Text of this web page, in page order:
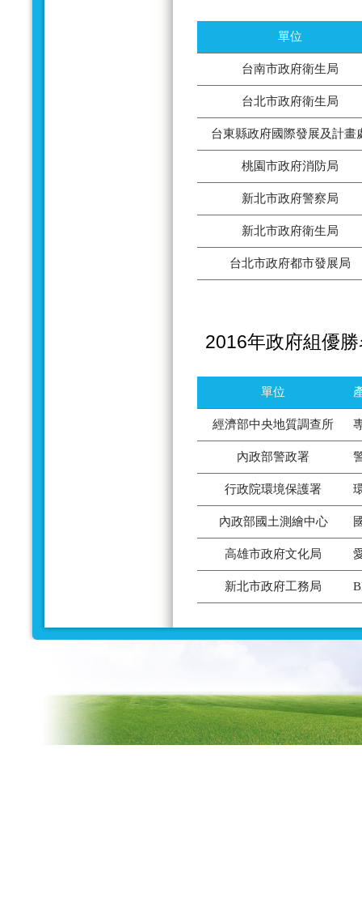
單位
台南市政府衛生局
台北市政府衛生局
台東縣政府國際發展及計畫
桃園市政府消防局
新北市政府警察局
新北市政府衛生局
台北市政府都市發展局
2016年政府組優
單位
經濟部中央地質調查所
內政部警政署
行政院環境保護署
內政部國土測繪中心
高雄市政府文化局
新北市政府工務局